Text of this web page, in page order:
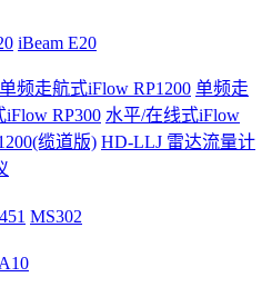
iBeam E20
单频走航式iFlow RP1200 单频走
RP300 水平/在线式iFlow
缆道版) HD-LLJ 雷达流量计
MS302